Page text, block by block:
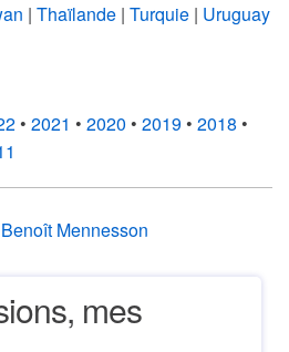
| Thaïlande | Turquie | Uruguay
• 2021 • 2020 • 2019 • 2018 •
Mennesson
mes